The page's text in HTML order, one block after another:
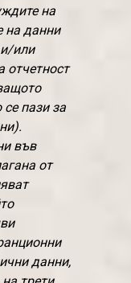
на
на данни
или
отчетност
пази за
във
от
данни,